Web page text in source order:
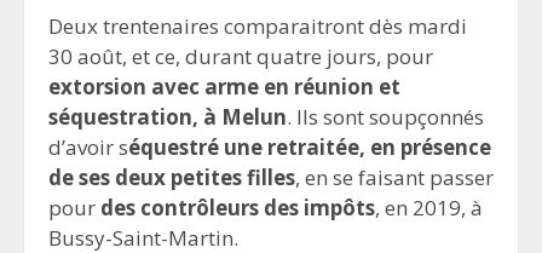
Deux trentenaires comparaitront dès mardi
30 août, et ce, durant quatre jours, pour
extorsion avec arme en réunion et
séquestration, à Melun. Ils sont soupçonnés
d’avoir séquestré une retraitée, en présence
de ses deux petites filles, en se faisant passer
pour des contrôleurs des impôts, en 2019, à
Bussy-Saint-Martin.